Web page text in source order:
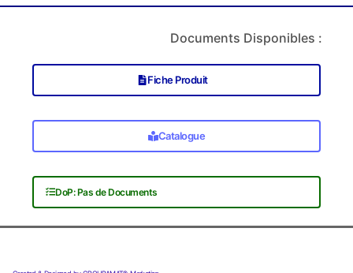
Documents Disponibles :
Fiche Produit
Catalogue
DoP: Pas de Documents